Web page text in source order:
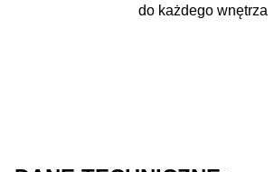
do każdego wnętrza